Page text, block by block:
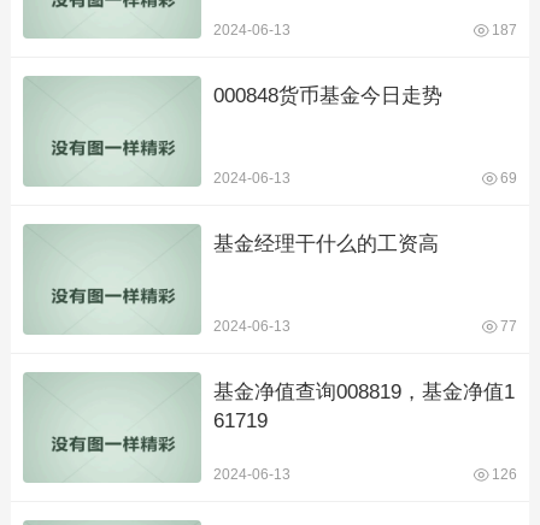
2024-06-13 187
000848货币基金今日走势
2024-06-13 69
基金经理干什么的工资高
2024-06-13 77
基金净值查询008819，基金净值1
61719
2024-06-13 126